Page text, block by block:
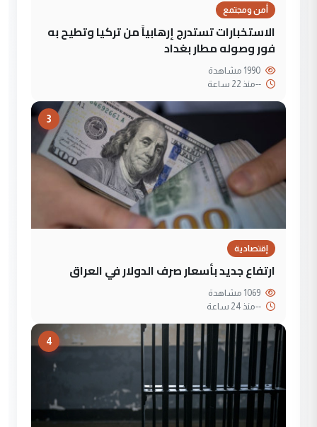
أمن ومجتمع
الاستخبارات تستدرج إرهابياً من تركيا وتطيح به
فور وصوله مطار بغداد
--منذ 22 ساعة
3
إقتصادية
ارتفاع جديد بأسعار صرف الدولار في العراق
--منذ 24 ساعة
4